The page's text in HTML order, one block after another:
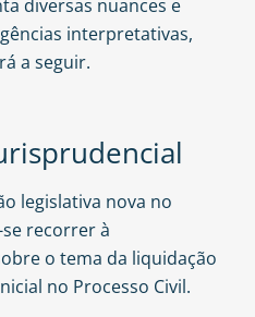
diversas nuances e
interpretativas,
a seguir.
legislativa nova no
recorrer à
o tema da liquidação
no Processo Civil.